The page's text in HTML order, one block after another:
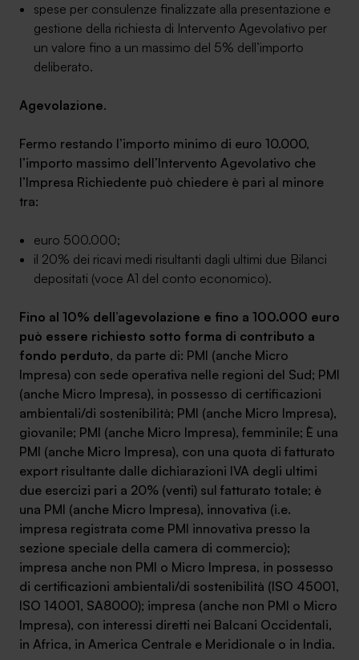
spese per consulenze finalizzate alla presentazione e
gestione della richiesta di Intervento Agevolativo per
un valore fino a un massimo del 5% dell’importo
deliberato.
Agevolazione.
Fermo restando l’importo minimo di euro 10.000,
l’importo massimo dell’Intervento Agevolativo che
l’Impresa Richiedente può chiedere è pari al minore
tra:
euro 500.000;
il 20% dei ricavi medi risultanti dagli ultimi due Bilanci
depositati (voce A1 del conto economico).
Fino al 10% dell’agevolazione e fino a 100.000 euro
può essere richiesto sotto forma di contributo a
fondo perduto, da parte di: PMI (anche Micro
Impresa) con sede operativa nelle regioni del Sud; PMI
(anche Micro Impresa), in possesso di certificazioni
ambientali/di sostenibilità; PMI (anche Micro Impresa),
giovanile; PMI (anche Micro Impresa), femminile; È una
PMI (anche Micro Impresa), con una quota di fatturato
export risultante dalle dichiarazioni IVA degli ultimi
due esercizi pari a 20% (venti) sul fatturato totale; è
una PMI (anche Micro Impresa), innovativa (i.e.
impresa registrata come PMI innovativa presso la
sezione speciale della camera di commercio);
impresa anche non PMI o Micro Impresa, in possesso
di certificazioni ambientali/di sostenibilità (ISO 45001,
ISO 14001, SA8000); impresa (anche non PMI o Micro
Impresa), con interessi diretti nei Balcani Occidentali,
in Africa, in America Centrale e Meridionale o in India.